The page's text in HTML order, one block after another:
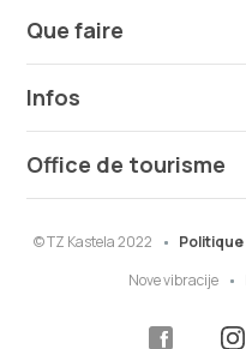
Que faire
Infos
Office de tourisme
© TZ Kastela 2022
Nove vibracije